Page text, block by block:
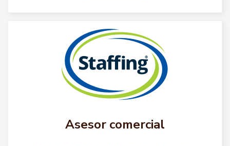
Asesor comercial